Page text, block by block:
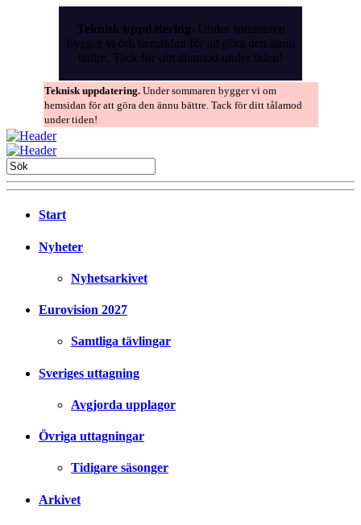
Teknisk uppdatering. Under sommaren
bygger vi om hemsidan för att göra den ännu
bättre. Tack för ditt tålamod under tiden!
Teknisk uppdatering. Under sommaren bygger vi om
hemsidan för att göra den ännu bättre. Tack för ditt tålamod
under tiden!
Start
Nyheter
Nyhetsarkivet
Eurovision 2027
Samtliga tävlingar
Sveriges uttagning
Avgjorda upplagor
Övriga uttagningar
Tidigare säsonger
Arkivet